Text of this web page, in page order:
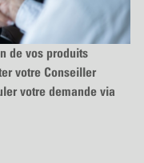
de vos produits
votre Conseiller
votre demande via